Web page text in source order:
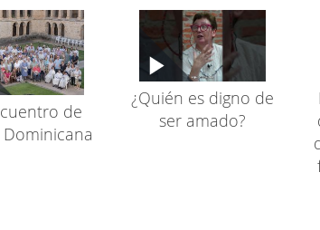
de
Dominicana
¿Quién es digno de
ser amado?